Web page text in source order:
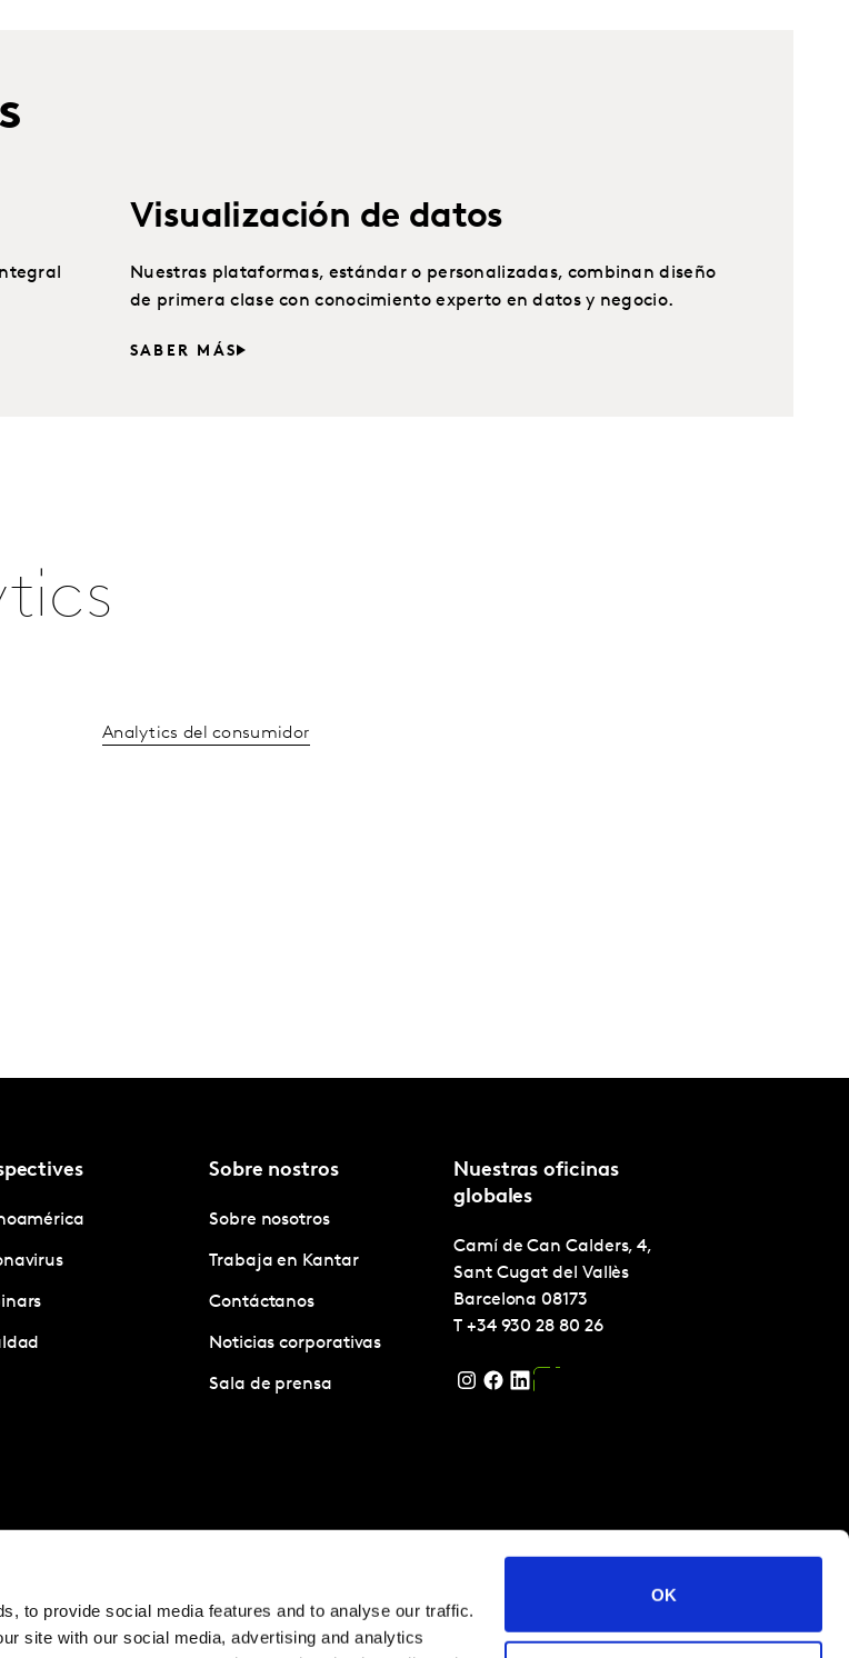
to provide social media features and to analyse our traffic.
site with our social media, advertising and analytics
OK
Visualización de datos
Nuestras plataformas, estándar o personalizadas, combinan diseño
de primera clase con conocimiento experto en datos y negocio.
SABER MÁS
Analytics del consumidor
Sobre nostros
Sobre nosotros
Trabaja en Kantar
Contáctanos
Noticias corporativas
Sala de prensa
Nuestras oficinas
globales
Camí de Can Calders, 4,
Sant Cugat del Vallès
Barcelona 08173
T +34 930 28 80 26